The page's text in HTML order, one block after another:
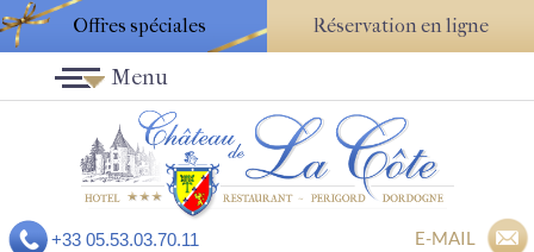
Offres spéciales Réservation en ligne
+33 05.53.03.70.11 E-MAIL
Menu